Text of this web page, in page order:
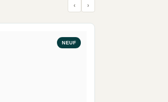
‹ ›
NEUF